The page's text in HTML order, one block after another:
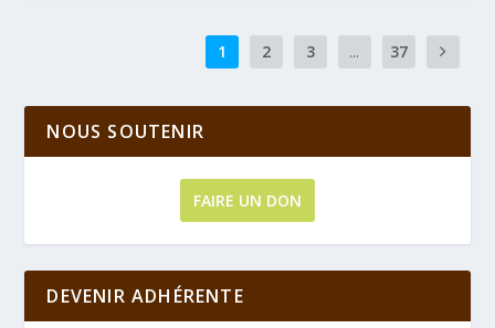
1 2 3 ... 37
NOUS SOUTENIR
FAIRE UN DON
DEVENIR ADHÉRENTE